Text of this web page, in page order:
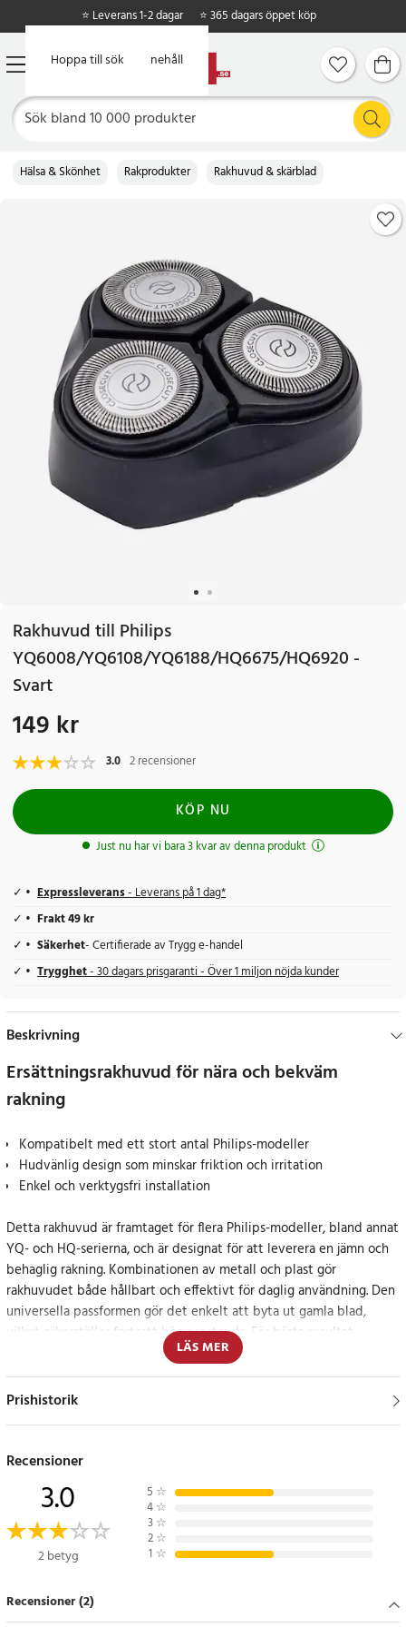
Hoppa till huvudinnehåll
Hoppa till sök
⭐ Leverans 1-2 dagar ⭐ 365 dagars öppet köp
Hälsa & Skönhet Rakprodukter Rakhuvud & skärblad
Rakhuvud till Philips
YQ6008/YQ6108/YQ6188/HQ6675/HQ6920 -
Svart
Pris:149 kr
149 kr
3.0 2 recensioner
KÖP NU
Just nu har vi bara 3 kvar av denna produkt
Expressleverans- Leverans på 1 dag*
Frakt 49 kr
Säkerhet- Certifierade av Trygg e-handel
Trygghet- 30 dagars prisgaranti - Över 1 miljon nöjda kunder
Beskrivning
Ersättningsrakhuvud för nära och bekväm
rakning
Kompatibelt med ett stort antal Philips-modeller
Hudvänlig design som minskar friktion och irritation
Enkel och verktygsfri installation
Detta rakhuvud är framtaget för flera Philips-modeller, bland annat
YQ- och HQ-serierna, och är designat för att leverera en jämn och
behaglig rakning. Kombinationen av metall och plast gör
rakhuvudet både hållbart och effektivt för daglig användning. Den
universella passformen gör det enkelt att byta ut gamla blad,
vilket säkerställer fortsatt hög prestanda. För bästa resultat
rekommenderas bladbyte var 18:e månad.
Långvarig prestanda och enkel hantering
konstruktion. Den hudvänliga designen skyddar mot irritation och
Specifikation
- Passar: Philips YQ6008, YQ6108, YQ6188, HQ6675, HQ6920,
HQ6900, HQ6902, HQ6904, HQ6906, HQ6996, HQ6927, HQ6940,
HQ6927, HQ6944, HQ6945, HQ6946, HQ6947, HQ6948, HQ6976,
LÄS MER
Prishistorik
Recensioner
3.0
2 betyg
5 ☆
4 ☆
3 ☆
2 ☆
1 ☆
Recensioner (2)